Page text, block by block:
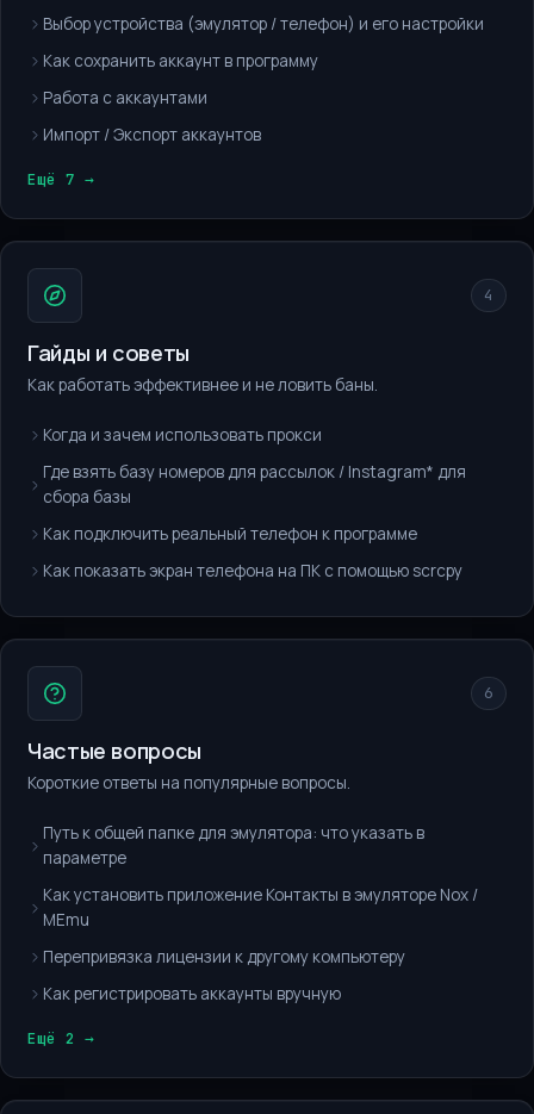
Выбор устройства (эмулятор / телефон) и его настройки
Как сохранить аккаунт в программу
Работа с аккаунтами
Импорт / Экспорт аккаунтов
Ещё 7 →
4
Гайды и советы
Как работать эффективнее и не ловить баны.
Когда и зачем использовать прокси
Где взять базу номеров для рассылок / Instagram* для
сбора базы
Как подключить реальный телефон к программе
Как показать экран телефона на ПК с помощью scrcpy
6
Частые вопросы
Короткие ответы на популярные вопросы.
Путь к общей папке для эмулятора: что указать в
параметре
Как установить приложение Контакты в эмуляторе Nox /
MEmu
Перепривязка лицензии к другому компьютеру
Как регистрировать аккаунты вручную
Ещё 2 →